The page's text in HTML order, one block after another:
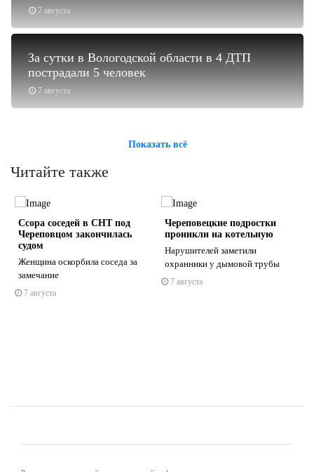
7 августа
7 августа
За сутки в Вологодской области в 4 ДТП
пострадали 5 человек
Показать всё
Читайте также
Ссора соседей в СНТ под
Череповцом закончилась
судом
Женщина оскорбила соседа за
замечание
7 августа
Череповецкие подростки
проникли на котельную
Нарушителей заметили
охранники у дымовой трубы
7 августа